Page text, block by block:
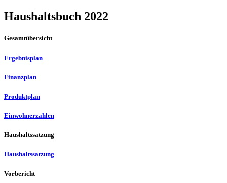
Haushaltsbuch 2022
Gesamtübersicht
Ergebnisplan
Finanzplan
Produktplan
Einwohnerzahlen
Haushaltssatzung
Haushaltssatzung
Vorbericht